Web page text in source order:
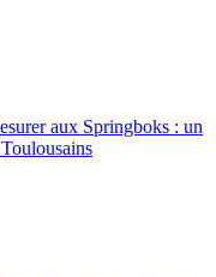
aux Springboks : un